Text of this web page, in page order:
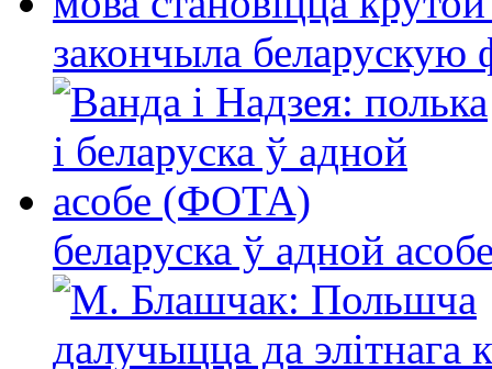
закончыла беларускую
беларуска ў адной